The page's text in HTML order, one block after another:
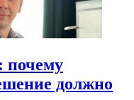
почему
должно